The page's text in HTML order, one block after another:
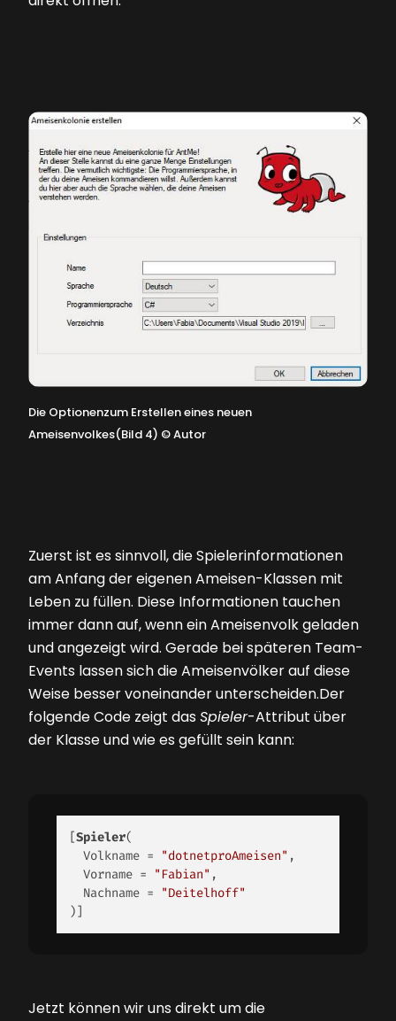
Die Optionenzum Erstellen eines neuen
Ameisenvolkes(Bild 4) ©Autor
Zuerst ist es sinnvoll, die Spielerinformationen
am Anfang der eigenen Ameisen-Klassen mit
Leben zu füllen. Diese Informationen tauchen
immer dann auf, wenn ein Ameisenvolk geladen
und angezeigt wird. Gerade bei späteren Team-
Events lassen sich die Ameisenvölker auf diese
Weise besser voneinander unterscheiden.Der
folgende Code zeigt das Spieler-Attribut über
der Klasse und wie es gefüllt sein kann:
[Spieler(
  Volkname =
"dotnetproAmeisen" ,
  Vorname =
"Fabian" ,
  Nachname =
"Deitelhoff"
)]
Jetzt können wir uns direkt um die